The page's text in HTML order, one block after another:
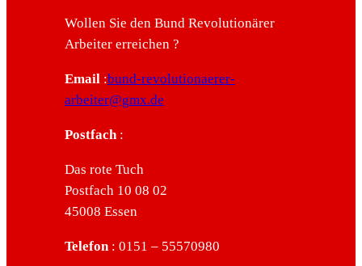
Wollen Sie den Bund Revolutionärer
Arbeiter erreichen ?
Email:bund-revolutionaerer-
arbeiter@gmx.de
Postfach:
Das rote Tuch
Postfach 10 08 02
45008 Essen
Telefon: 0151 – 55570980